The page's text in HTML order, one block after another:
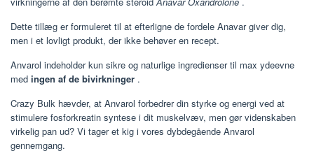
Dette tillæg er formuleret til at efterligne de fordele Anavar giver dig,
men i et lovligt produkt, der ikke behøver en recept.
Anvarol indeholder kun sikre og naturlige ingredienser til max ydeevne
med ingen af de bivirkninger .
Crazy Bulk hævder, at Anvarol forbedrer din styrke og energi ved at
stimulere fosforkreatin syntese i dit muskelvæv, men gør videnskaben
virkelig pan ud? Vi tager et kig i vores dybdegående Anvarol
gennemgang.